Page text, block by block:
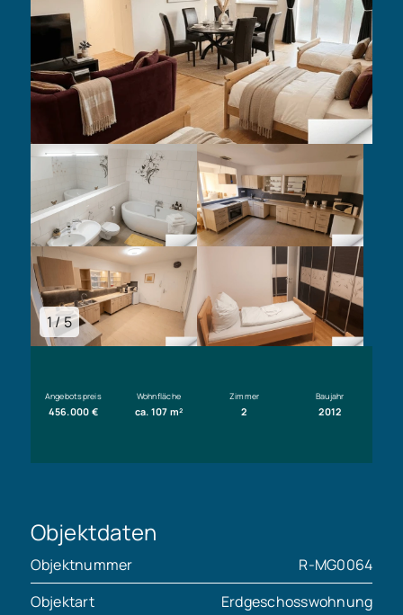
1 / 5
Angebotspreis
456.000 €
Wohnfläche
ca. 107 m²
Zimmer
2
Baujahr
2012
Objektdaten
Objektnummer
R-MG0064
Objektart
Erdgeschosswohnung